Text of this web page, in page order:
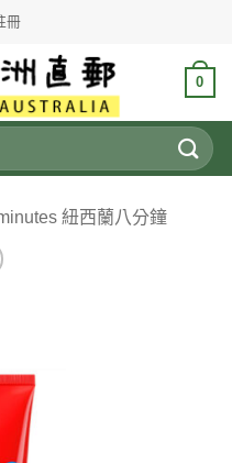
冊
0
紐西蘭八分鐘